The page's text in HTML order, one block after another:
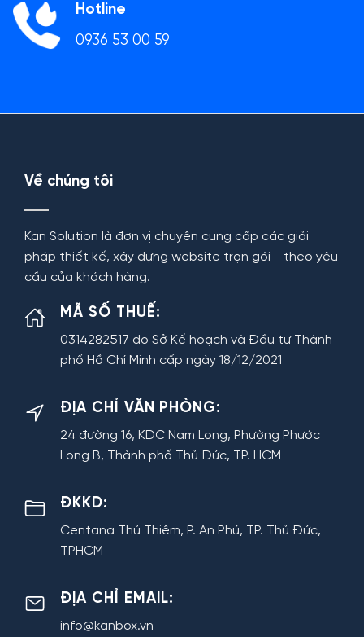
Hotline
0936 53 00 59
Về chúng tôi
Kan Solution là đơn vị chuyên cung cấp các giải
pháp thiết kế, xây dựng website trọn gói - theo yêu
cầu của khách hàng.
MÃ SỐ THUẾ:
0314282517 do Sở Kế hoạch và Đầu tư Thành
phố Hồ Chí Minh cấp ngày 18/12/2021
ĐỊA CHỈ VĂN PHÒNG:
24 đường 16, KDC Nam Long, Phường Phước
Long B, Thành phố Thủ Đức, TP. HCM
ĐKKD:
Centana Thủ Thiêm, P. An Phú, TP. Thủ Đức,
TPHCM
ĐỊA CHỈ EMAIL:
info@kanbox.vn